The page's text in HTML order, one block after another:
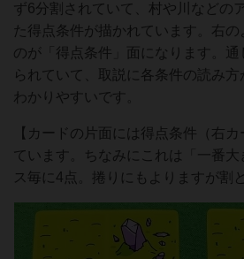
ず6分割されていて、村や川などの
た得点条件が描かれています。右
のが「得点条件」面になります。
られていて、取説に各条件の読み
わかりやすいです。
【カードの片面には得点条件（右
ています。ちなみにこれは「一番
ス毎に4点。捲りにもよりますが割